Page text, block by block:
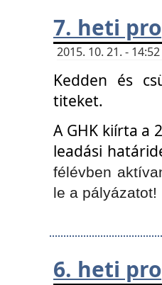
7. heti
2015. 10. 21. -
Kedden és
titeket.
A GHK kiírta a
leadási
félévben
le a pályázatot!
6. heti